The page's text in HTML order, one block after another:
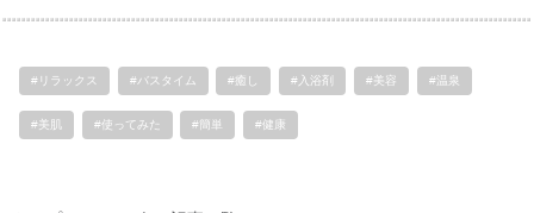
#リラックス #バスタイム #癒し #入浴剤 #美容 #温泉
#美肌 #使ってみた #簡単 #健康